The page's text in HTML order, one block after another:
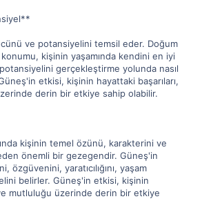
ve potansiyelini temsil eder. Doğum
kişinin yaşamında kendini en iyi
gerçekleştirme yolunda nasıl
etkisi, kişinin hayattaki başarıları,
derin bir etkiye sahip olabilir.
kişinin temel özünü, karakterini ve
önemli bir gezegendir. Güneş'in
özgüvenini, yaratıcılığını, yaşam
belirler. Güneş'in etkisi, kişinin
ve mutluluğu üzerinde derin bir etkiye